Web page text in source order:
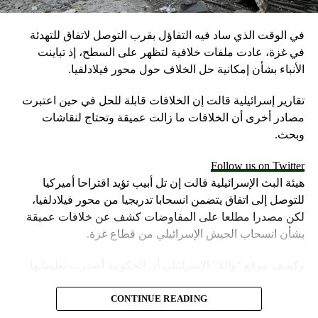
“تغيير النظام”.
وكان العرض الأخير الذي قدمه رئيس الوزراء الإسرائيلي بنيامين
نتنياهو حول ما أسماه برنامجا سريا إيرانيا للأسلحة النووية مشابها
لخطاب باول أمام مجلس الأمن الدولي قبل 15 عاما حين قال
للعالم إن لدى العراق برنامج، وكان كذبا أيضا.
وتابع كرياكو: “هاهو ترامب يصرح للعالم بالتهديد الإيراني
وبالخطر المباشر على الولايات المتحدة، ستليها زيارات بومبيو
لنشهد لاحقا تصريحات للمندوبة لدى الأمم المتحدة نيكي هايلي
أمام مجلس الأمن الدولي بأن لا خيار أمام الولايات المتحدة سوى
حماية نفسها وحلفائها من إيران، والخطوة الأخيرة هي نشر
مجموعات البحرية الحربية شرق البحر المتوسط ​​أو في بحر
العرب والخليج الفارسي”.
تفكير على الإطلاق بكيفية سير الأمور في النهاية، حيث لا توجد
أي استراتيجية للخروج منها في حال بدأت الحرب.
في الوقت الذي ساد فيه التفاؤل بقرب التوصل لاتفاق للتهدئة
في غزة، عادت ملفات خلافية لتظهر على السطح، إذ تباينت
الأنباء بشأن إمكانية حل الخلاف حول محور فيلادلفيا.
تقارير إسرائيلية قالت إن الخلافات قابلة للحل في حين اعتبرت
مصادر أخرى أن الخلافات ما زالت عميقة وتحتاج لنقاشات
وبحث.
Follow us on Twitter
هيئة البث الإسرائيلية قالت إن تل أبيب تؤيد اقتراحا أميركيا
للتوصل إلى اتفاق يتضمن انسحابا تدريجيا من محور فيلادلفيا،
لكن مصدرا مطلعا على المفاوضات كشف عن خلافات عميقة
بشأن انسحاب الجيش الإسرائيلي من قطاع غزة.
موقف إسرائيل في محادثات الهدنة.
CONTINUE READING